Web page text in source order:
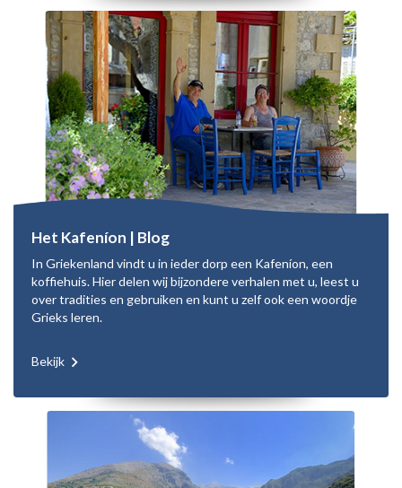
Het Kafeníon | Blog
In Griekenland vindt u in ieder dorp een Kafeníon, een
koffiehuis. Hier delen wij bijzondere verhalen met u, leest u
over tradities en gebruiken en kunt u zelf ook een woordje
Grieks leren.
Bekijk